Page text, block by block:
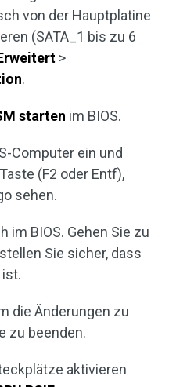
von der Hauptplatine
(SATA_1 bis zu 6
>
.
starten im BIOS.
Computer ein und
(F2 oder Entf),
sehen.
im BIOS. Gehen Sie zu
Sie sicher, dass
die Änderungen zu
zu beenden.
aktivieren